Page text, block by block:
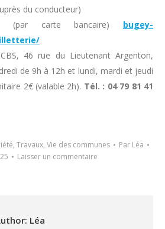
du conducteur)
carte bancaire) bugey-
46 rue du Lieutenant Argenton,
de 9h à 12h et lundi, mardi et jeudi
2€ (valable 2h). Tél. : 04 79 81 41
, Travaux, Vie des communes Par Léa
Laisser un commentaire
Léa